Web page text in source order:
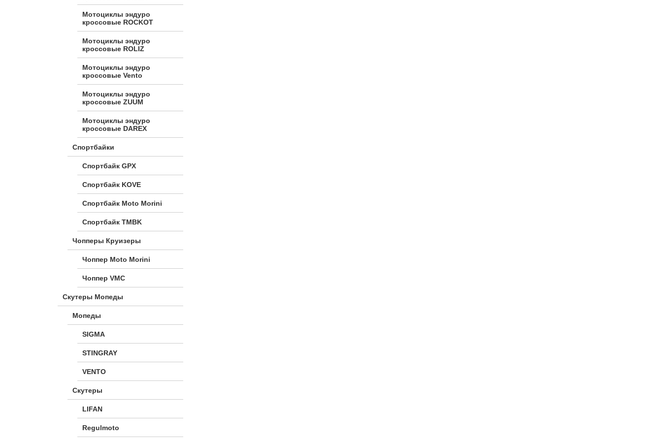
Мотоциклы эндуро
кроссовые ROCKOT
Мотоциклы эндуро
кроссовые ROLIZ
Мотоциклы эндуро
кроссовые Vento
Мотоциклы эндуро
кроссовые ZUUM
Мотоциклы эндуро
кроссовые DAREX
Спортбайки
Спортбайк GPX
Спортбайк KOVE
Спортбайк Moto Morini
Спортбайк TMBK
Чопперы Круизеры
Чоппер Moto Morini
Чоппер VMC
Скутеры Мопеды
Мопеды
SIGMA
STINGRAY
VENTO
Скутеры
LIFAN
Regulmoto